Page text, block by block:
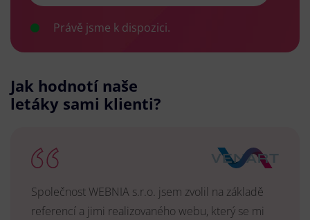
Právě jsme k dispozici.
Jak hodnotí naše
letáky sami klienti?
Společnost WEBNIA s.r.o. jsem zvolil na základě
referencí a jimi realizovaného webu, který se mi